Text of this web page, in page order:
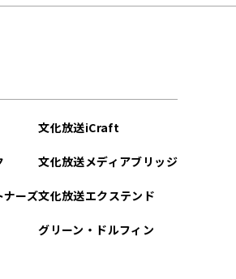
ナーズ
文化放送iCraft
文化放送メディアブリッジ
文化放送エクステンド
グリーン・ドルフィン